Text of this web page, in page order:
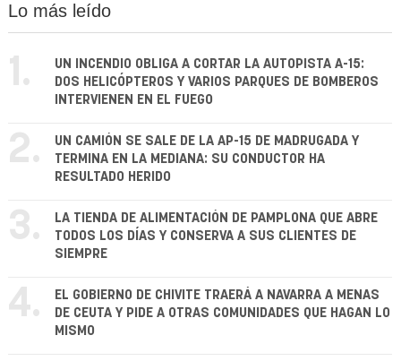
Lo más leído
1.
UN INCENDIO OBLIGA A CORTAR LA AUTOPISTA A-15:
DOS HELICÓPTEROS Y VARIOS PARQUES DE BOMBEROS
INTERVIENEN EN EL FUEGO
2.
UN CAMIÓN SE SALE DE LA AP-15 DE MADRUGADA Y
TERMINA EN LA MEDIANA: SU CONDUCTOR HA
RESULTADO HERIDO
3.
LA TIENDA DE ALIMENTACIÓN DE PAMPLONA QUE ABRE
TODOS LOS DÍAS Y CONSERVA A SUS CLIENTES DE
SIEMPRE
4.
EL GOBIERNO DE CHIVITE TRAERÁ A NAVARRA A MENAS
DE CEUTA Y PIDE A OTRAS COMUNIDADES QUE HAGAN LO
MISMO